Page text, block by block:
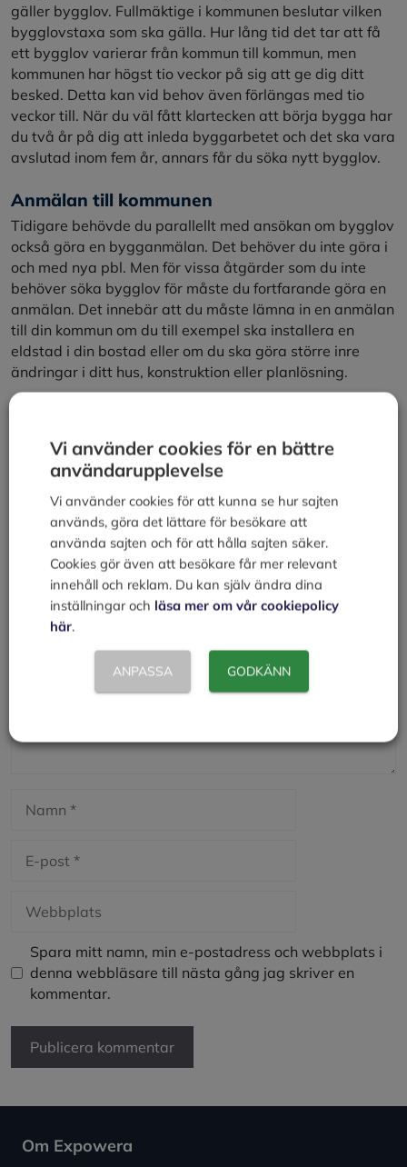
gäller bygglov. Fullmäktige i kommunen beslutar vilken
bygglovstaxa som ska gälla. Hur lång tid det tar att få
ett bygglov varierar från kommun till kommun, men
kommunen har högst tio veckor på sig att ge dig ditt
besked. Detta kan vid behov även förlängas med tio
veckor till. När du väl fått klartecken att börja bygga har
du två år på dig att inleda byggarbetet och det ska vara
avslutad inom fem år, annars får du söka nytt bygglov.
Anmälan till kommunen
Tidigare behövde du parallellt med ansökan om bygglov
också göra en bygganmälan. Det behöver du inte göra i
och med nya pbl. Men för vissa åtgärder som du inte
behöver söka bygglov för måste du fortfarande göra en
anmälan. Det innebär att du måste lämna in en anmälan
till din kommun om du till exempel ska installera en
eldstad i din bostad eller om du ska göra större inre
ändringar i ditt hus, konstruktion eller planlösning.
Kategorier
Privatekonomi
Ritningar, beskrivningar och specifikationer
Områdesbestämmelser
Lämna en kommentar
Kommentar
post
Spara mitt namn, min e-postadress och webbplats i
denna webbläsare till nästa gång jag skriver en
kommentar.
Om Expowera
Vi använder cookies för en bättre
användarupplevelse
Vi använder cookies för att kunna se hur sajten
används, göra det lättare för besökare att
använda sajten och för att hålla sajten säker.
Cookies gör även att besökare får mer relevant
innehåll och reklam. Du kan själv ändra dina
inställningar och läsa mer om vår cookiepolicy
här.
ANPASSA GODKÄNN